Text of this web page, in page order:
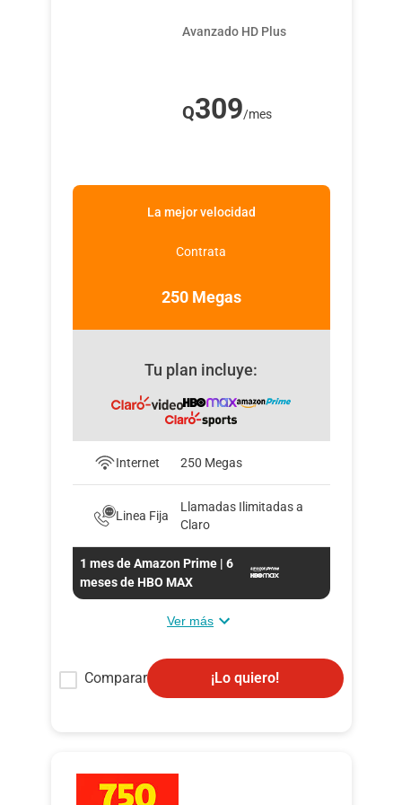
Avanzado HD Plus
Q309/mes
La mejor velocidad
Contrata
250 Megas
Tu plan incluye:
Internet 250 Megas
Linea Fija
Llamadas Ilimitadas a
Claro
1 mes de Amazon Prime | 6
meses de HBO MAX
Convierte la televisión en Smart TV con
nuestras cajas Android (Al contratar la
Ver más
Comparar ¡Lo quiero!